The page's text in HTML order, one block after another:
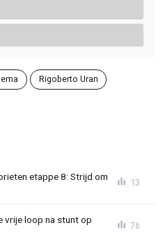
Rigoberto Uran
etappe 8: Strijd om
13
vrije loop na stunt op
76